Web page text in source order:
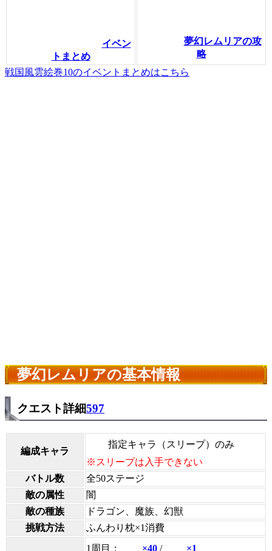
イベン
トまとめ
夢幻レムリアの攻
略
戦国風雲絵巻10のイベントまとめはこちら
夢幻レムリアの基本情報
クエスト詳細597
編成キャラ
指定キャラ（スリープ）のみ
※スリープは入手できない
バトル数
全50ステージ
敵の属性
闇
敵の種族
ドラゴン、魔族、幻獣
挑戦方法
ふんわり枕×1消費
1周目：
×40 / ×1